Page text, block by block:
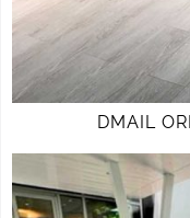
DMAIL